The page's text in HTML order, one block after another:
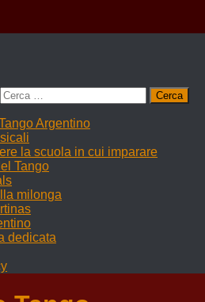
Argentino
la scuola in cui imparare
Tango
milonga
dedicata